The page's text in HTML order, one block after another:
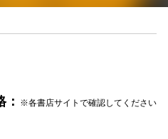
： ※各書店サイトで確認してください